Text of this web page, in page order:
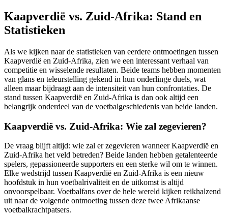
Kaapverdië vs. Zuid-Afrika: Stand en
Statistieken
Als we kijken naar de statistieken van eerdere ontmoetingen tussen
Kaapverdië en Zuid-Afrika, zien we een interessant verhaal van
competitie en wisselende resultaten. Beide teams hebben momenten
van glans en teleurstelling gekend in hun onderlinge duels, wat
alleen maar bijdraagt aan de intensiteit van hun confrontaties. De
stand tussen Kaapverdië en Zuid-Afrika is dan ook altijd een
belangrijk onderdeel van de voetbalgeschiedenis van beide landen.
Kaapverdië vs. Zuid-Afrika: Wie zal zegevieren?
De vraag blijft altijd: wie zal er zegevieren wanneer Kaapverdië en
Zuid-Afrika het veld betreden? Beide landen hebben getalenteerde
spelers, gepassioneerde supporters en een sterke wil om te winnen.
Elke wedstrijd tussen Kaapverdië en Zuid-Afrika is een nieuw
hoofdstuk in hun voetbalrivaliteit en de uitkomst is altijd
onvoorspelbaar. Voetbalfans over de hele wereld kijken reikhalzend
uit naar de volgende ontmoeting tussen deze twee Afrikaanse
voetbalkrachtpatsers.